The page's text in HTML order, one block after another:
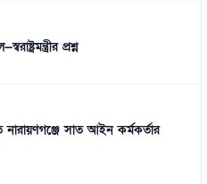
প্রশ্ন
সাত আইন কর্মকর্তার